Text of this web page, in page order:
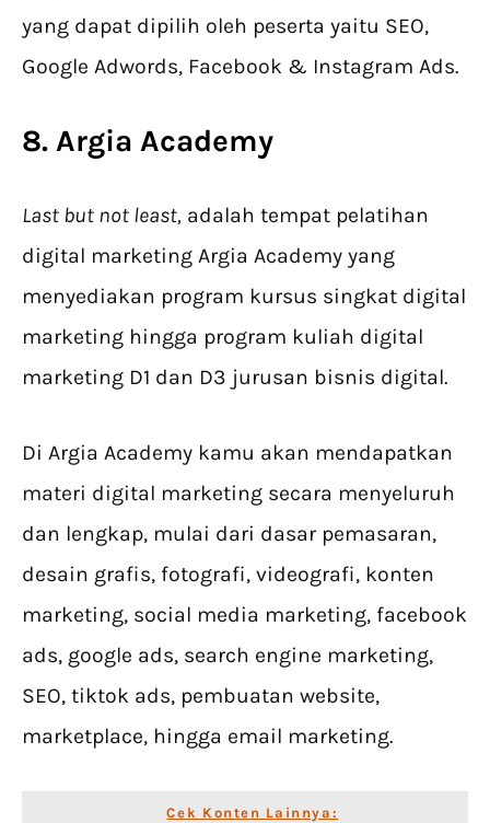
yang dapat dipilih oleh peserta yaitu SEO,
Google Adwords, Facebook & Instagram Ads.
8. Argia Academy
Last but not least, adalah tempat pelatihan
digital marketing Argia Academy yang
menyediakan program kursus singkat digital
marketing hingga program kuliah digital
marketing D1 dan D3 jurusan bisnis digital.
Di Argia Academy kamu akan mendapatkan
materi digital marketing secara menyeluruh
dan lengkap, mulai dari dasar pemasaran,
desain grafis, fotografi, videografi, konten
marketing, social media marketing, facebook
ads, google ads, search engine marketing,
SEO, tiktok ads, pembuatan website,
marketplace, hingga email marketing.
Cek Konten Lainnya: